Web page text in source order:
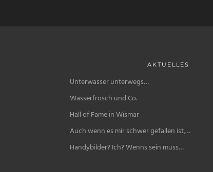
AKTUELLES
Unterwasser unterwegs…
Wasserfrosch und Co.
Hall of Fame in Wismar
Auch wenn es mir schwer gefallen ist,…
Handybilder? Ich? Wenns sein muss…